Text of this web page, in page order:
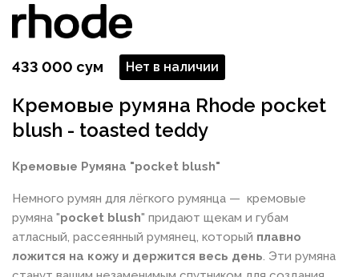
433 000 сум Нет в наличии
Кремовые румяна Rhode pocket
blush - toasted teddy
Кремовые Румяна "pocket blush"
Немного румян для лёгкого румянца — кремовые
румяна "pocket blush" придают щекам и губам
атласный, рассеянный румянец, который плавно
ложится на кожу и держится весь день. Эти румяна